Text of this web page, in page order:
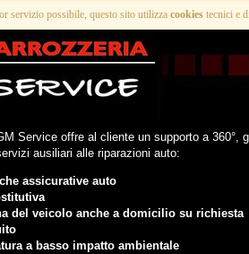
servizio possibile, questo sito utilizza cookies tecnici e
Service offre al cliente un supporto a 360°,
ausiliari alle riparazioni auto:
assicurative auto
del veicolo anche a domicilio su richiesta
a basso impatto ambientale